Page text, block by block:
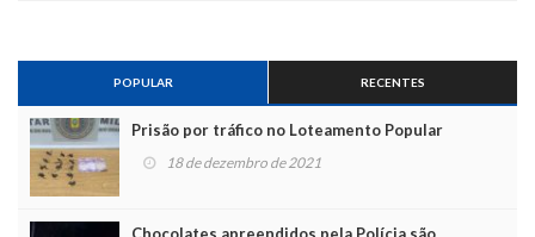
POPULAR RECENTES
Prisão por tráfico no Loteamento Popular
18 de dezembro de 2021
Chocolates apreendidos pela Polícia são